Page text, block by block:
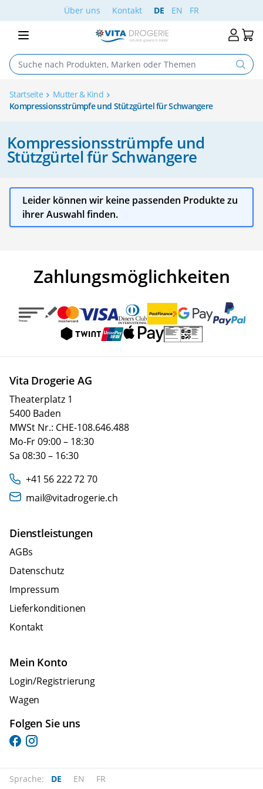
Skip to ContentÜber uns Kontakt DE EN FR
Startseite
Mutter & Kind
Kompressionsstrümpfe und Stützgürtel für Schwangere
Kompressionsstrümpfe und
Stützgürtel für Schwangere
Leider können wir keine passenden Produkte zu
ihrer Auswahl finden.
Zahlungsmöglichkeiten
Vita Drogerie AG
Theaterplatz 1
5400 Baden
MWSt Nr.: CHE-108.646.488
Mo-Fr 09:00 – 18:30
Sa 08:30 – 16:30
+41 56 222 72 70
mail@vitadrogerie.ch
Dienstleistungen
AGBs
Datenschutz
Impressum
Lieferkonditionen
Kontakt
Mein Konto
Login/Registrierung
Wagen
Folgen Sie uns
Sprache: DE EN FR